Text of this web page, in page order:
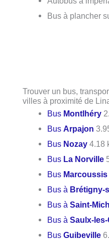
Bus à plancher
Trouver un bus,
villes à proximité de
Bus Montlhéry
BusArpajon
Bus Nozay 4.18
Bus La Norville
Bus Marcoussis
Bus à Brétigny-
Bus àSaint-
Bus àSaulx-
BusGuibeville